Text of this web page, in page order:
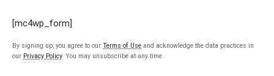
[mc4wp_form]
By signing up, you agree to our Terms of Use and acknowledge the data practices in
our Privacy Policy. You may unsubscribe at any time.